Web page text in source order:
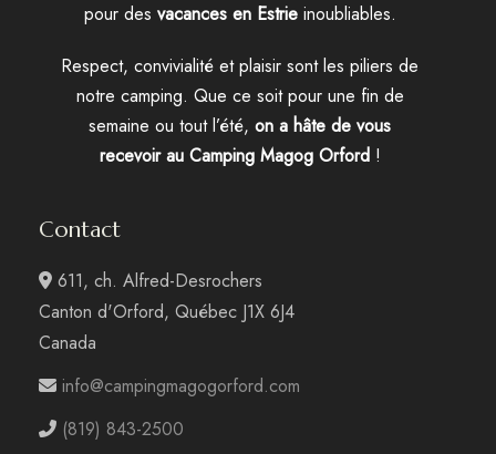
pour des vacances en Estrieinoubliables.
Respect, convivialité et plaisir sont les piliers de
notre camping. Que ce soit pour une fin de
semaine ou tout l’été, on a hâte de vous
recevoir au Camping Magog Orford!
Contact
611, ch. Alfred-Desrochers
Canton d'Orford, Québec J1X 6J4
Canada
info@campingmagogorford.com
(819) 843-2500